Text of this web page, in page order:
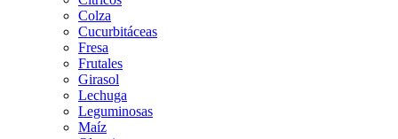
Colza
Cucurbitáceas
Fresa
Frutales
Girasol
Lechuga
Leguminosas
Maíz